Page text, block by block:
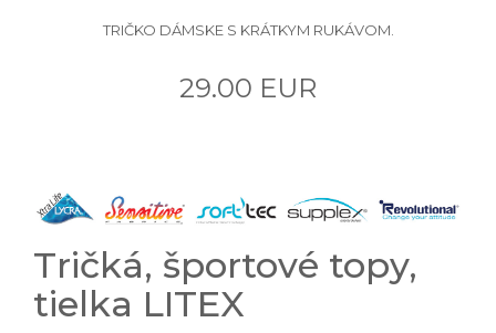
TRIČKO DÁMSKE S KRÁTKYM RUKÁVOM.
29.00 EUR
Tričká, športové topy,
tielka LITEX